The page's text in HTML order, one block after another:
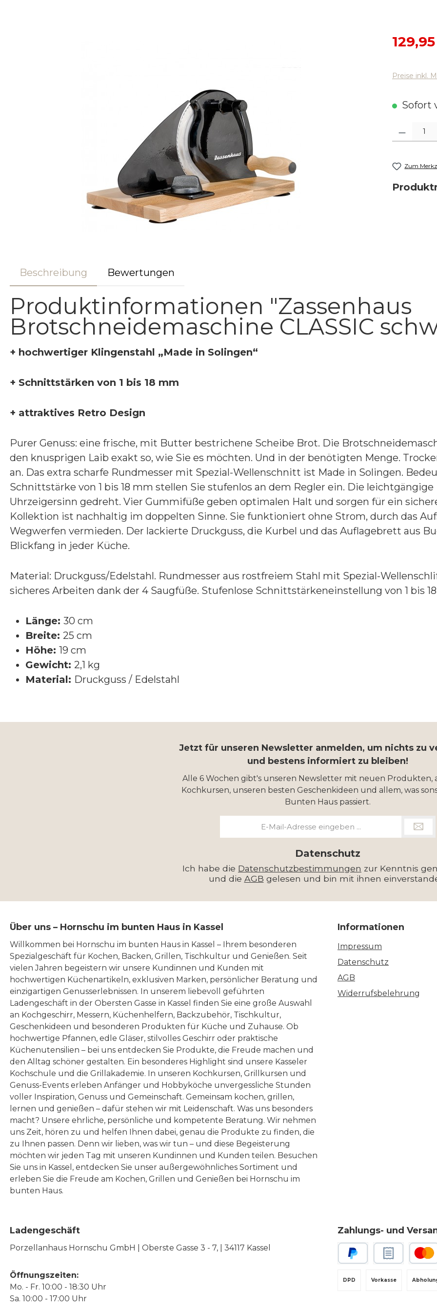
Preise inkl.
Sofort
Produkt
Zum
Beschreibung Bewertungen
Produktinformationen "Zassenhaus
Brotschneidemaschine CLASSIC
+ hochwertiger Klingenstahl „Made in Solingen“
+ Schnittstärken von 1 bis 18 mm
+ attraktives Retro Design
Purer Genuss: eine frische, mit Butter bestrichene Scheibe Brot. Die
den knusprigen Laib exakt so, wie Sie es möchten. Und in der benötigten Menge.
an. Das extra scharfe Rundmesser mit Spezial-Wellenschnitt ist Made in Solingen.
Schnittstärke von 1 bis 18 mm stellen Sie stufenlos an dem Regler ein. Die
Uhrzeigersinn gedreht. Vier Gummifüße geben optimalen Halt und sorgen für ein
Kollektion ist nachhaltig im doppelten Sinne. Sie funktioniert ohne Strom, durch das
Wegwerfen vermieden. Der lackierte Druckguss, die Kurbel und das Auflagebrett aus
Blickfang in jeder Küche.
Material: Druckguss/Edelstahl. Rundmesser aus rostfreiem Stahl mit Spezial-
sicheres Arbeiten dank der 4 Saugfüße. Stufenlose Schnittstärkeneinstellung von 1 bis
Länge: 30 cm
Breite: 25 cm
Höhe: 19 cm
Gewicht: 2,1 kg
Material: Druckguss / Edelstahl
Jetzt für unseren Newsletter anmelden, um nichts zu
und bestens informiert zu bleiben!
Alle 6 Wochen gibt's unseren Newsletter mit neuen Produkten,
Kochkursen, unseren besten Geschenkideen und allem, was
Bunten Haus passiert.
Datenschutz
Ich habe die Datenschutzbestimmungen zur Kenntnis
und die AGB gelesen und bin mit ihnen
Über uns – Hornschu im bunten Haus in Kassel
Willkommen bei Hornschu im bunten Haus in Kassel – Ihrem besonderen
Spezialgeschäft für Kochen, Backen, Grillen, Tischkultur und Genießen. Seit
vielen Jahren begeistern wir unsere Kundinnen und Kunden mit
hochwertigen Küchenartikeln, exklusiven Marken, persönlicher Beratung und
einzigartigen Genusserlebnissen. In unserem liebevoll geführten
Ladengeschäft in der Obersten Gasse in Kassel finden Sie eine große Auswahl
an Kochgeschirr, Messern, Küchenhelfern, Backzubehör, Tischkultur,
Geschenkideen und besonderen Produkten für Küche und Zuhause. Ob
hochwertige Pfannen, edle Gläser, stilvolles Geschirr oder praktische
Küchenutensilien – bei uns entdecken Sie Produkte, die Freude machen und
den Alltag schöner gestalten. Ein besonderes Highlight sind unsere Kasseler
Kochschule und die Grillakademie. In unseren Kochkursen, Grillkursen und
Genuss-Events erleben Anfänger und Hobbyköche unvergessliche Stunden
voller Inspiration, Genuss und Gemeinschaft. Gemeinsam kochen, grillen,
lernen und genießen – dafür stehen wir mit Leidenschaft. Was uns besonders
macht? Unsere ehrliche, persönliche und kompetente Beratung. Wir nehmen
uns Zeit, hören zu und helfen Ihnen dabei, genau die Produkte zu finden, die
zu Ihnen passen. Denn wir lieben, was wir tun – und diese Begeisterung
möchten wir jeden Tag mit unseren Kundinnen und Kunden teilen. Besuchen
Sie uns in Kassel, entdecken Sie unser außergewöhnliches Sortiment und
erleben Sie die Freude am Kochen, Grillen und Genießen bei Hornschu im
bunten Haus.
Informationen
Impressum
Datenschutz
AGB
Widerrufsbelehrung
Ladengeschäft
Porzellanhaus Hornschu GmbH | Oberste Gasse 3 - 7, | 34117 Kassel
Öffnungszeiten:
Mo. - Fr. 10:00 - 18:30 Uhr
Sa. 10:00 - 17:00 Uhr
Zahlungs- und
Vorkasse
DPD